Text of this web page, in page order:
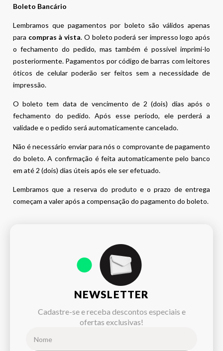
Boleto Bancário
Lembramos que pagamentos por boleto são válidos apenas
para compras à vista. O boleto poderá ser impresso logo após
o fechamento do pedido, mas também é possível imprimi-lo
posteriormente. Pagamentos por código de barras com leitores
óticos de celular poderão ser feitos sem a necessidade de
impressão.
O boleto tem data de vencimento de 2 (dois) dias após o
fechamento do pedido. Após esse período, ele perderá a
validade e o pedido será automaticamente cancelado.
Não é necessário enviar para nós o comprovante de pagamento
do boleto. A confirmação é feita automaticamente pelo banco
em até 2 (dois) dias úteis após ele ser efetuado.
Lembramos que a reserva do produto e o prazo de entrega
começam a valer após a compensação do pagamento do boleto.
NEWSLETTER
Cadastre-se e receba descontos especiais e
ofertas exclusivas!